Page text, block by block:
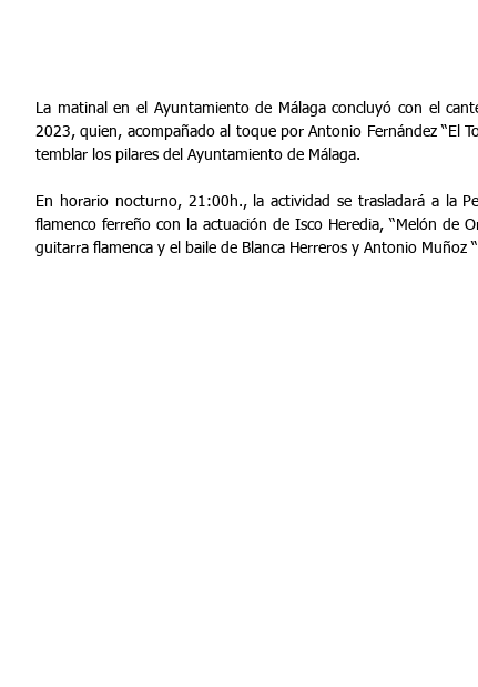
La matinal en el Ayuntamiento de Málaga concluyó con el
2023, quien, acompañado al toque por Antonio Fernández “El
temblar los pilares del Ayuntamiento de Málaga.
En horario nocturno, 21:00h., la actividad se trasladará a la
flamenco ferreño con la actuación de Isco Heredia, “Melón de
guitarra flamenca y el baile de Blanca Herreros y Antonio Muñoz